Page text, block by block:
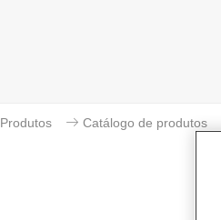
Produtos Catálogo de produtos